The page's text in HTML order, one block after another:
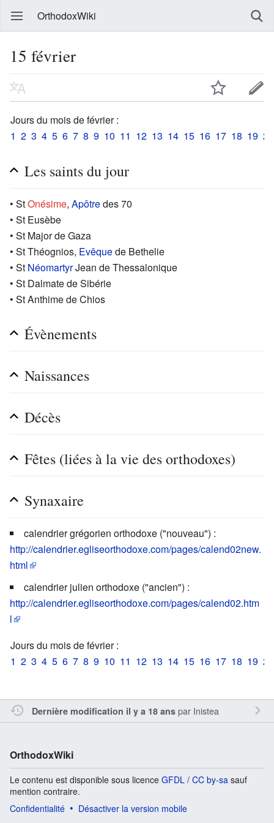
OrthodoxWiki
15 février
Jours du mois de février :
1 2 3 4 5 6 7 8 9 10 11 12 13 14 15 16 17 18 19 20
Les saints du jour
• StOnésime, Apôtredes 70
• St Eusèbe
• St Major de Gaza
• St Théognios, Evêquede Bethelie
• St NéomartyrJean de Thessalonique
• St Dalmate de Sibérie
• St Anthime de Chios
Évènements
Naissances
Décès
Fêtes (liées à la vie des orthodoxes)
Synaxaire
calendrier grégorien orthodoxe ("nouveau") :
http://calendrier.egliseorthodoxe.com/pages/calend02new.
html
calendrier julien orthodoxe ("ancien") :
http://calendrier.egliseorthodoxe.com/pages/calend02.htm
l
Jours du mois de février :
1 2 3 4 5 6 7 8 9 10 11 12 13 14 15 16 17 18 19 20
Dernière modification il y a 18 anspar Inistea
OrthodoxWiki
Le contenu est disponible sous licence GFDL / CC by-sa sauf
mention contraire.
Confidentialité
Désactiver la version mobile